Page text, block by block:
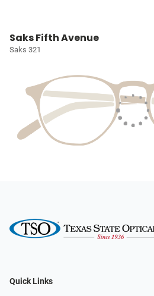
Saks Fifth Avenue
Saks 321
Quick Links